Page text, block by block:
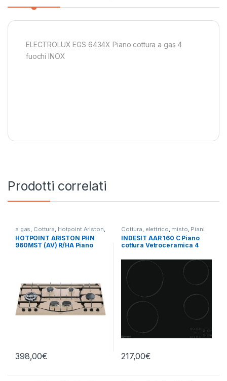
ELECTROLUX EGS 6434X Piano cottura a gas 4
fuochi INOX
Prodotti correlati
a gas Cottura Hotpoint Ariston
Piani Cottura
HOTPOINT ARISTON PHN
960MST (AV) R/HA Piano
398,00€
Cottura elettrico misto Piani
Cottura
INDESIT AAR 160 C Piano
cottura Vetroceramica 4
217,00€